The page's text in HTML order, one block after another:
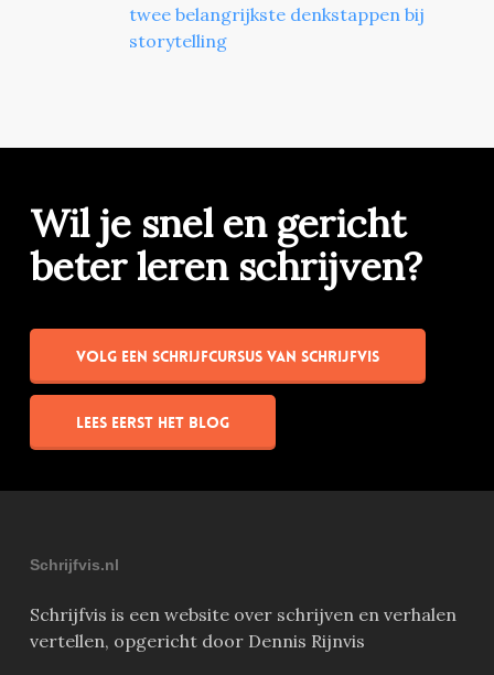
twee belangrijkste denkstappen bij
storytelling
Wil je snel en gericht
beter leren schrijven?
Volg een schrijfcursus van Schrijfvis
Lees eerst het blog
Schrijfvis.nl
Schrijfvis is een website over schrijven en verhalen
vertellen, opgericht door Dennis Rijnvis